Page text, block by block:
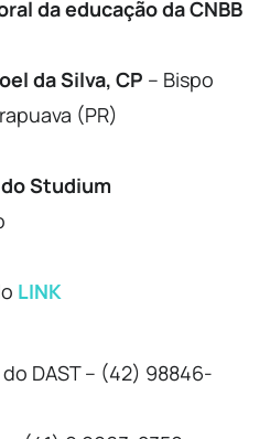
da educação da CNBB
da Silva, CP – Bispo
(PR)
Studium
LINK
DAST – (42) 98846-